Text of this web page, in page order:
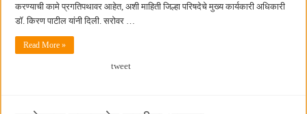
करण्याची कामे प्रगतिपथावर आहेत, अशी माहिती जिल्हा परिषदेचे मुख्य कार्यकारी अधिकारी
डॉ. किरण पाटील यांनी दिली. सरोवर …
Read More »
tweet